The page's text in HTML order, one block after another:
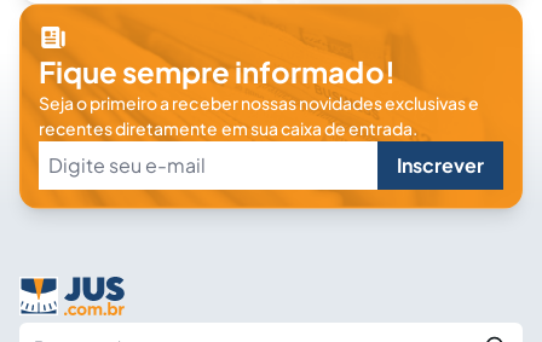
Fique sempre informado!
Seja o primeiro a receber nossas novidades exclusivas e
recentes diretamente em sua caixa de entrada.
Inscrever